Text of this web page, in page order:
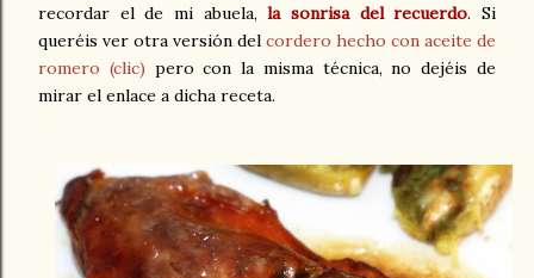
recordar el de mi abuela,la sonrisa del recuerdo. Si
queréis ver otra versión del cordero hecho con aceite de
romero (clic) pero con la misma técnica, no dejéis de
mirar el enlace a dicha receta.